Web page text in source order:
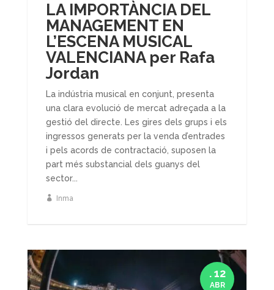
LA IMPORTÀNCIA DEL
MANAGEMENT EN
L’ESCENA MUSICAL
VALENCIANA per Rafa
Jordan
La indústria musical en conjunt, presenta
una clara evolució de mercat adreçada a la
gestió del directe. Les gires dels grups i els
ingressos generats per la venda d’entrades
i pels acords de contractació, suposen la
part més substancial dels guanys del
sector...
Inma
. 12
ABR